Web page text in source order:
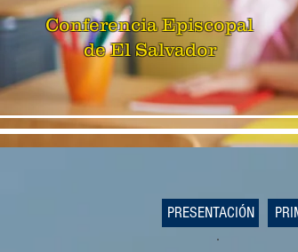
Conferencia Episcopal
de El Salvador
PRESENTACIÓN